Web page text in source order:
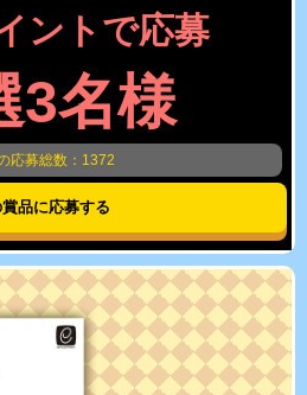
ントで応募
3名様
応募総数：1372
品に応募する